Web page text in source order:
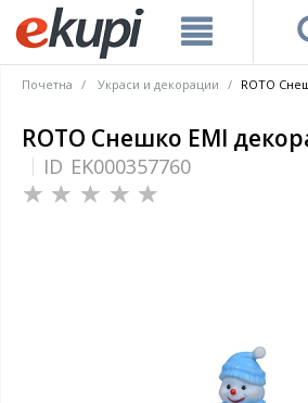
Почетна Украси и декорации ROTO
ROTO Снешко EMI
ID EK000357760